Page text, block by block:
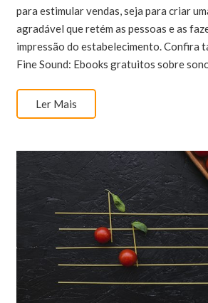
para estimular vendas, seja para criar
agradável que retém as pessoas e as
impressão do estabelecimento. Confira
Fine Sound: Ebooks gratuitos sobre
Ler Mais